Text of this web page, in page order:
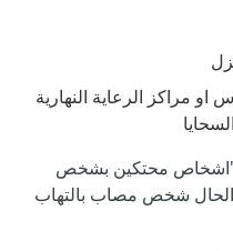
مراكز الرعاية النهارية
"اشخاص محتكين بشخص
شخص مصاب بالتهاب